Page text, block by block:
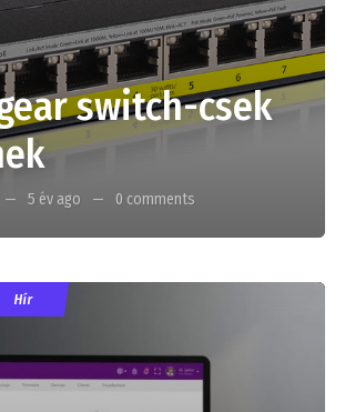
switch-csek
5 év ago 0 comments
Hír